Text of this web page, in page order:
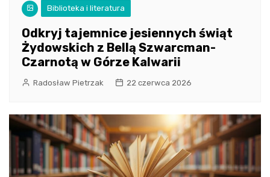
Biblioteka i literatura
Odkryj tajemnice jesiennych świąt
Żydowskich z Bellą Szwarcman-
Czarnotą w Górze Kalwarii
Radosław Pietrzak 22 czerwca 2026